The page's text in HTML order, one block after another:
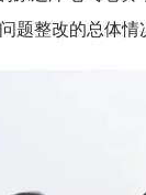
题整改的总体情